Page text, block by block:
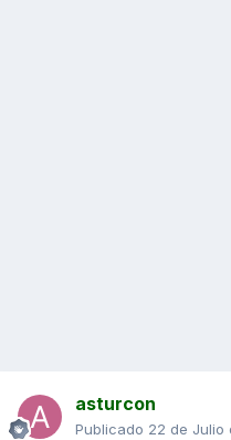
asturcon
Publicado 22 de Julio